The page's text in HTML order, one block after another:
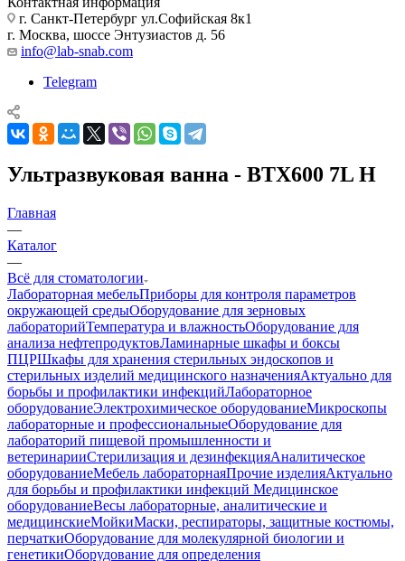
г. Санкт-Петербург ул.Софийская 8к1
г. Москва, шоссе Энтузиастов д. 56
info@lab-snab.com
Telegram
Ультразвуковая ванна - BTX600 7L H
Главная
—
Каталог
—
Всё для стоматологии
Лабораторная мебельПриборы для контроля параметров
окружающей средыОборудование для зерновых
лабораторийТемпература и влажностьОборудование для
анализа нефтепродуктовЛаминарные шкафы и боксы
ПЦРШкафы для хранения стерильных эндоскопов и
стерильных изделий медицинского назначенияАктуально для
борьбы и профилактики инфекцийЛабораторное
оборудованиеЭлектрохимическое оборудованиеМикроскопы
лабораторные и профессиональныеОборудование для
лабораторий пищевой промышленности и
ветеринарииСтерилизация и дезинфекцияАналитическое
оборудованиеМебель лабораторнаяПрочие изделияАктуально
для борьбы и профилактики инфекций Медицинское
оборудованиеВесы лабораторные, аналитические и
медицинскиеМойкиМаски, респираторы, защитные костюмы,
перчаткиОборудование для молекулярной биологии и
генетикиОборудование для определения